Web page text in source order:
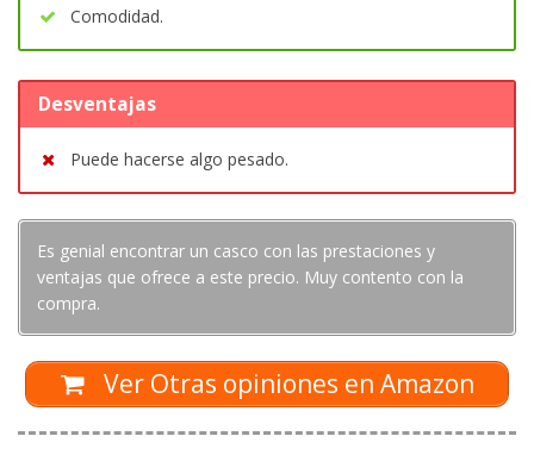
Comodidad.
Desventajas
Puede hacerse algo pesado.
Es genial encontrar un casco con las prestaciones y
ventajas que ofrece a este precio. Muy contento con la
compra.
Ver Otras opiniones en Amazon